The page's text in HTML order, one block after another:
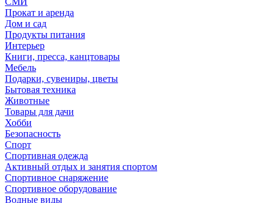
Прокат и аренда
Дом и сад
Продукты питания
Интерьер
Книги, пресса, канцтовары
Мебель
Подарки, сувениры, цветы
Бытовая техника
Животные
Товары для дачи
Хобби
Безопасность
Спорт
Спортивная одежда
Активный отдых и занятия спортом
Спортивное снаряжение
Спортивное оборудование
Водные виды